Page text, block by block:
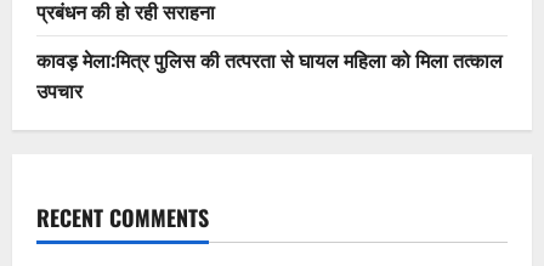
प्रबंधन की हो रही सराहना
कावड़ मेला:मित्र पुलिस की तत्परता से घायल महिला को मिला तत्काल
उपचार
RECENT COMMENTS